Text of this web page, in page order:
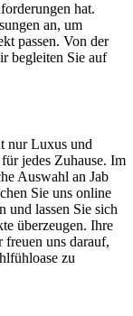
hat.
an, um
passen. Von der
begleiten Sie auf
nur Luxus und
jedes Zuhause. Im
Auswahl an Jab
Sie uns online
und lassen Sie sich
überzeugen. Ihre
freuen uns darauf,
zu